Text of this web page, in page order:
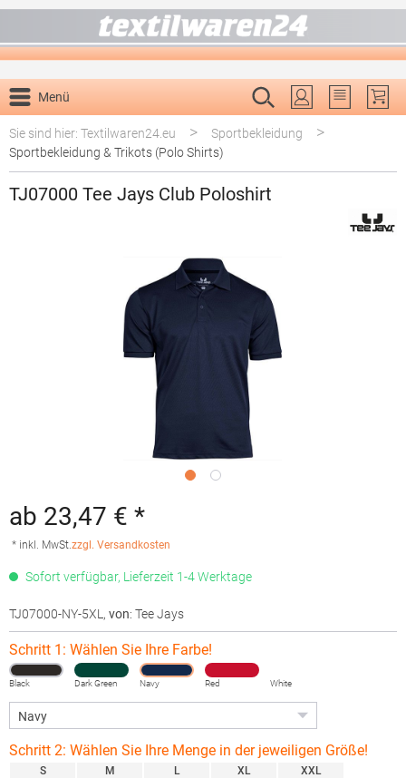
Menü
Du hast 0
Sie sind hier: Textilwaren24.eu
> Sportbekleidung >
Sportbekleidung & Trikots (Polo Shirts)
TJ07000 Tee Jays Club Poloshirt
ab 23,47 € *
* inkl. MwSt.zzgl. Versandkosten
Sofort verfügbar, Lieferzeit 1-4 Werktage
TJ07000-NY-5XL , von: Tee Jays
Schritt 1: Wählen Sie Ihre Farbe!
Black Dark Green Navy Red White
Schritt 2: Wählen Sie Ihre Menge in der jeweiligen Größe!
S
M
L
XL
XXL